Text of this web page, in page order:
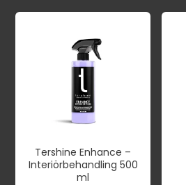
Tershine Enhance –
Interiörbehandling 500
ml